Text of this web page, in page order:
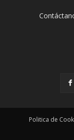
Politica de